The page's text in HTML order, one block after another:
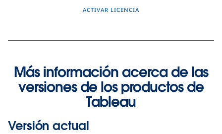
ACTIVAR LICENCIA
Más información acerca de las
versiones de los productos de
Tableau
Versión actual